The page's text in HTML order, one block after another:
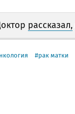
рассказал,
рак матки